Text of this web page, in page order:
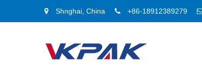
Shnghai, China +86-18912389279